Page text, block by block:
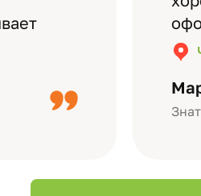
высшем